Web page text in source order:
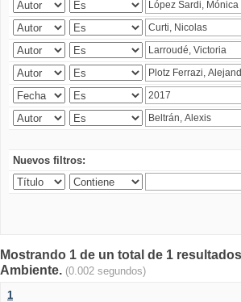
Nuevos filtros:
Mostrando 1 de un total de 1
Ambiente. (0.002 segundos)
1